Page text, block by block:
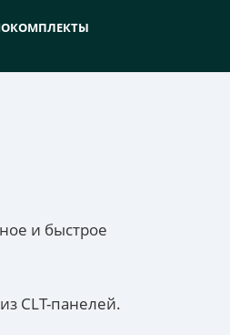
и быстрое
CLT-панелей.